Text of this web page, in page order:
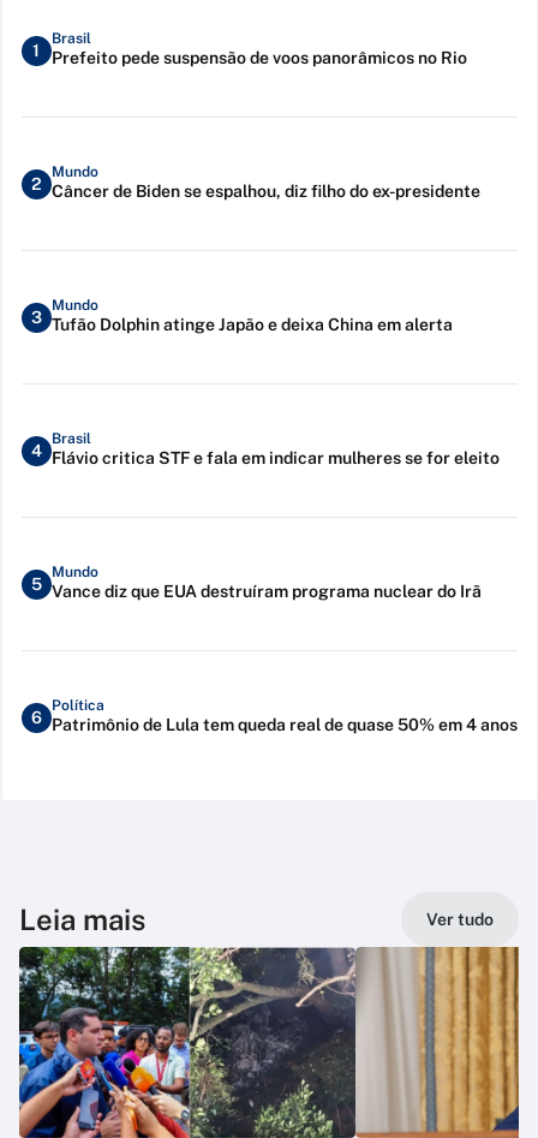
1
Brasil
Prefeito pede suspensão de voos panorâmicos no Rio
2
Mundo
Câncer de Biden se espalhou, diz filho do ex-presidente
3
Mundo
Tufão Dolphin atinge Japão e deixa China em alerta
4
Brasil
Flávio critica STF e fala em indicar mulheres se for eleito
5
Mundo
Vance diz que EUA destruíram programa nuclear do Irã
6
Política
Patrimônio de Lula tem queda real de quase 50% em 4 anos
Leia mais Ver tudo